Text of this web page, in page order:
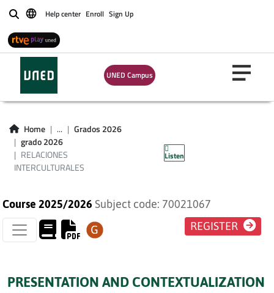
BuscarHelp center Enroll Sign Up
UNED Campus
Home ...
Grados 2026
grado 2026
RELACIONES
INTERCULTURALES
Listen
RELACIONES
INTERCULTURALES
Course 2025/2026 Subject code: 70021067
REGISTER
PRESENTATION AND CONTEXTUALIZATION